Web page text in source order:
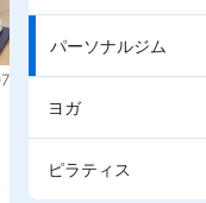
パーソナルジム
ヨガ
ピラティス